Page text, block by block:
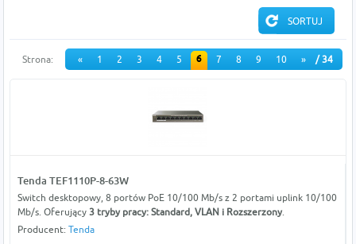
Strona: « 1 2 3 4 5 6 7 8 9 10 » / 34
Tenda TEF1110P-8-63W
Switch desktopowy, 8 portów PoE 10/100 Mb/s z 2 portami uplink 10/100
Mb/s. Oferujący 3 tryby pracy: Standard, VLAN i Rozszerzony.
Producent: Tenda